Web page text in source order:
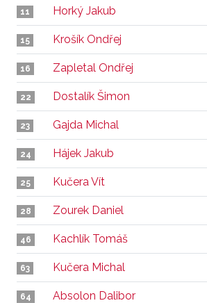
11 Horký Jakub
15 Krošík Ondřej
16 Zapletal Ondřej
22 Dostalík Šimon
23 Gajda Michal
24 Hájek Jakub
25 Kučera Vít
28 Zourek Daniel
46 Kachlík Tomáš
63 Kučera Michal
64 Absolon Dalibor